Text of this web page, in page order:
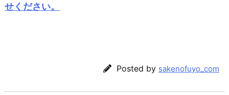
せください。
Posted by sakenofuyo_com